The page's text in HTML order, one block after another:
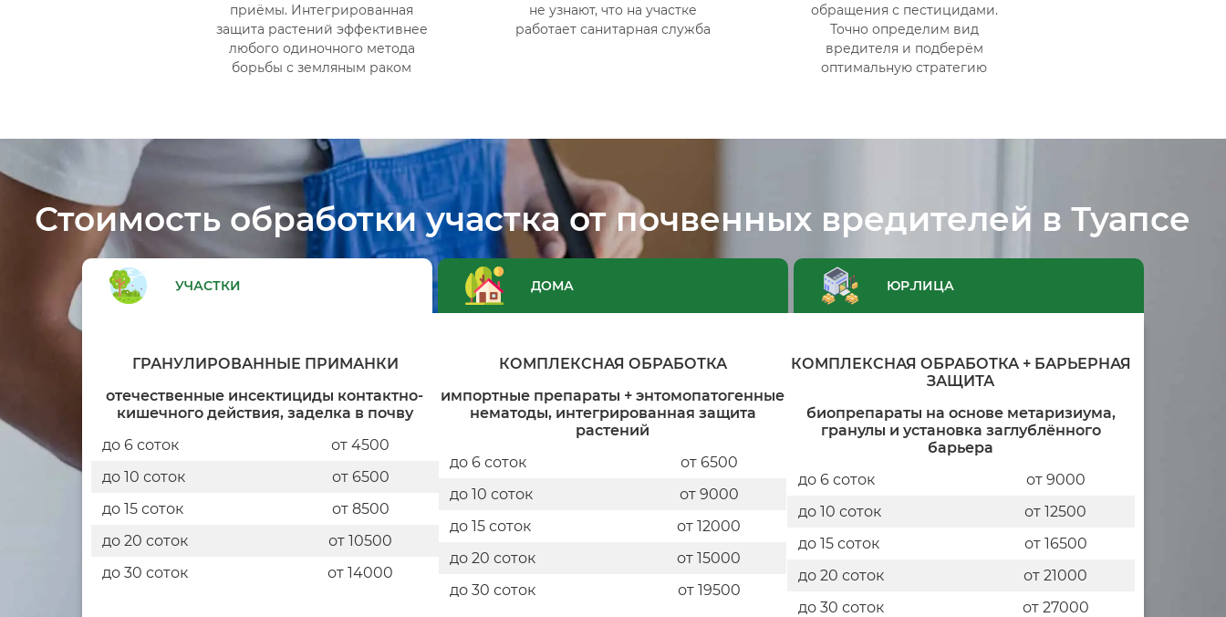
приёмы. Интегрированная
защита растений эффективнее
любого одиночного метода
борьбы с земляным раком
не узнают, что на участке
работает санитарная служба
обращения с пестицидами.
Точно определим вид
вредителя и подберём
оптимальную стратегию
Стоимость обработки участка от почвенных вредителей в Туапсе
УЧАСТКИ ДОМА ЮР.ЛИЦА
ГРАНУЛИРОВАННЫЕ ПРИМАНКИ
отечественные инсектициды контактно-
кишечного действия, заделка в почву
до 6 соток
от 4500
до 10 соток
от 6500
до 15 соток
от 8500
до 20 соток
от 10500
до 30 соток
от 14000
КОМПЛЕКСНАЯ ОБРАБОТКА
импортные препараты + энтомопатогенные
нематоды, интегрированная защита
растений
до 6 соток
от 6500
до 10 соток
от 9000
до 15 соток
от 12000
до 20 соток
от 15000
до 30 соток
от 19500
КОМПЛЕКСНАЯ ОБРАБОТКА + БАРЬЕРНАЯ
ЗАЩИТА
биопрепараты на основе метаризиума,
гранулы и установка заглублённого
барьера
до 6 соток
от 9000
до 10 соток
от 12500
до 15 соток
от 16500
до 20 соток
от 21000
до 30 соток
от 27000